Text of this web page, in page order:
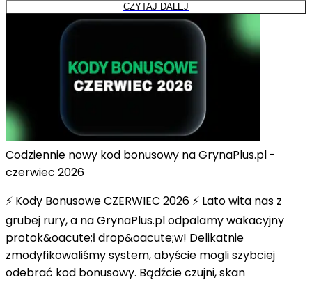
CZYTAJ DALEJ
Codziennie nowy kod bonusowy na GrynaPlus.pl -
czerwiec 2026
⚡ Kody Bonusowe CZERWIEC 2026 ⚡ Lato wita nas z
grubej rury, a na GrynaPlus.pl odpalamy wakacyjny
protok&oacute;ł drop&oacute;w! Delikatnie
zmodyfikowaliśmy system, abyście mogli szybciej
odebrać kod bonusowy. Bądźcie czujni, skan